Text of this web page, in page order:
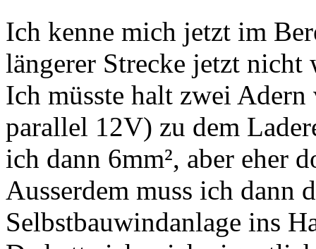
Ich kenne mich jetzt im
längerer Strecke jetzt
Ich müsste halt zwei
parallel 12V) zu dem
ich dann 6mm², aber eher
Ausserdem muss ich dann
Selbstbauwindanlage ins